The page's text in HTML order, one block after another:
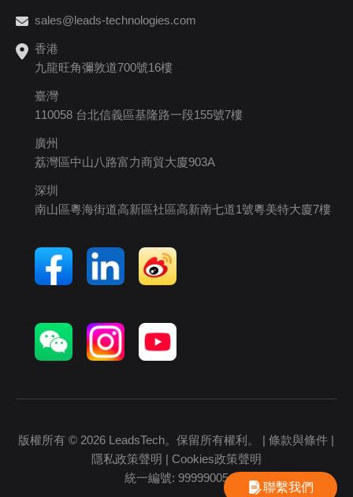
sales@leads-technologies.com
香港
九龍旺角彌敦道700號16樓
臺灣
110058 台北信義區基隆路一段155號7樓
廣州
荔灣區中山八路富力商貿大廈903A
深圳
南山區粵海街道高新區社區高新南七道1號粵美特大廈7樓
版權所有 © 2026 LeadsTech。保留所有權利。 |條款與條件 |
隱私政策聲明 | Cookies政策聲明
統一編號: 99999005
聯繫我們